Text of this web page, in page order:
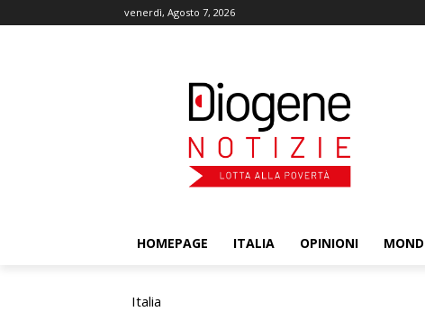
venerdì, Agosto 7, 2026
HOMEPAGE ITALIA OPINIONI
Italia